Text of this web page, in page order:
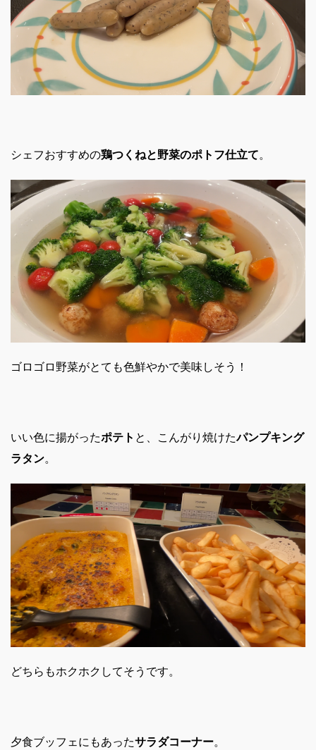
シェフおすすめの鶏つくねと野菜のポトフ仕立て。
ゴロゴロ野菜がとても色鮮やかで美味しそう！
いい色に揚がったポテト と、こんがり焼けたパンプキング
ラタン。
どちらもホクホクしてそうです。
夕食ブッフェにもあったサラダコーナー。